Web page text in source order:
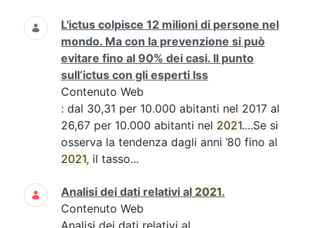
L'ictus colpisce 12 milioni di persone nel
mondo. Ma con la prevenzione si può
evitare fino al 90% dei casi. Il punto
sull’ictus con gli esperti Iss
Contenuto Web
: dal 30,31 per 10.000 abitanti nel 2017 al
26,67 per 10.000 abitanti nel 2021....Se si
osserva la tendenza dagli anni ’80 fino al
2021, il tasso...
Analisi dei dati relativi al 2021.
Contenuto Web
Analisi dei dati relativi al